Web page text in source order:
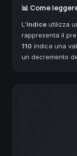
📊 Come
L'Indice utilizza
rappresenta il
110 indica una
un decremento